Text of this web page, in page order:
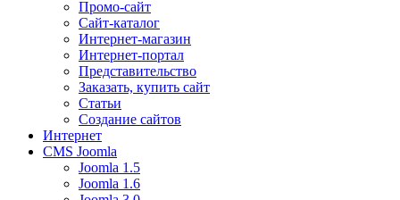
Промо-сайт
Сайт-каталог
Интернет-магазин
Интернет-портал
Представительство
Заказать, купить сайт
Статьи
Создание сайтов
Интернет
CMS Joomla
Joomla 1.5
Joomla 1.6